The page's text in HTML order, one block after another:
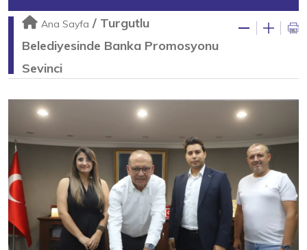
Ana Sayfa / Turgutlu
Belediyesinde Banka Promosyonu
Sevinci